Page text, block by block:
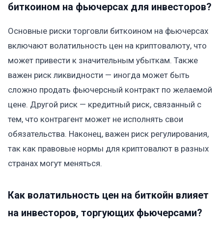
биткоином на фьючерсах для инвесторов?
Основные риски торговли биткоином на фьючерсах
включают волатильность цен на криптовалюту, что
может привести к значительным убыткам. Также
важен риск ликвидности — иногда может быть
сложно продать фьючерсный контракт по желаемой
цене. Другой риск — кредитный риск, связанный с
тем, что контрагент может не исполнять свои
обязательства. Наконец, важен риск регулирования,
так как правовые нормы для криптовалют в разных
странах могут меняться.
Как волатильность цен на биткойн влияет
на инвесторов, торгующих фьючерсами?